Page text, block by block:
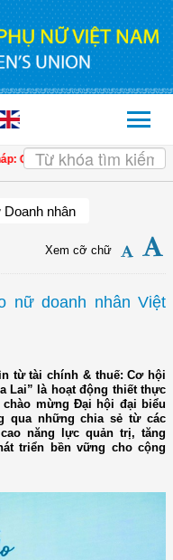
triệt Nghị quyết Đại hội đại
Doanh nhân
Xem cỡ chữ
nữ doanh nhân Việt
từ tài chính & thuế: Cơ hội
Lai” là hoạt động thiết thực
chào mừng Đại hội đại biểu
qua những chia sẻ từ các
năng lực quản trị, tăng
triển bền vững cho cộng